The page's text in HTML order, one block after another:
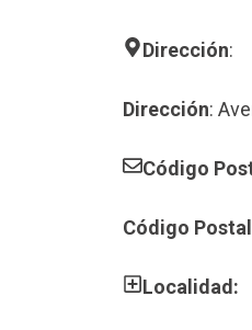
Dirección:
Dirección:
Código
Código Postal
Localidad: